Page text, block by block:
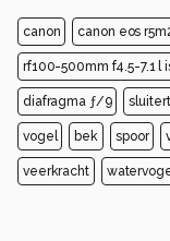
canon canon eos
rf100-500mm f4.5-7.1 l
diafragma ƒ/9
vogel bek spoor
veerkracht